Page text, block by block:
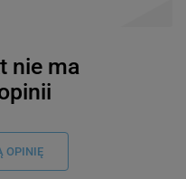
nie ma
OPINIĘ